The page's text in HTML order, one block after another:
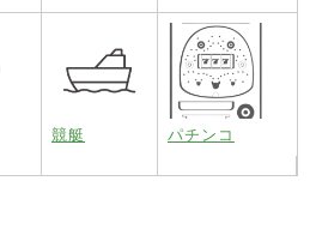
競艇 パチンコ